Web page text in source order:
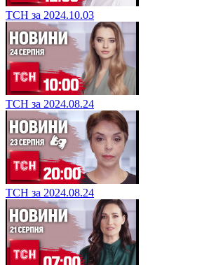
ТСН за 2024.10.03
ТСН за 2024.08.24
ТСН за 2024.08.24